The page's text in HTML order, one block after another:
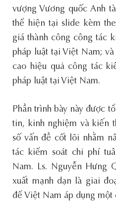
vượng Vương quốc Anh
thể hiện tại slide kèm
giá thành công công tác
pháp luật tại Việt Nam;
cao hiệu quả công tác
pháp luật tại Việt Nam.
Phần trình bày này được
tin, kinh nghiệm và kiến
số vấn đề cốt lõi nhằm
tác kiểm soát chi phí
Nam. Ls. Nguyễn Hưng
xuất mạnh dạn là giai
để Việt Nam áp dụng